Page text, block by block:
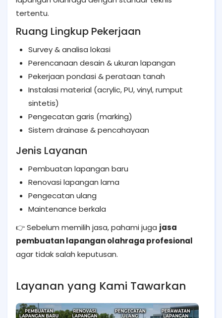
tertentu.
Ruang Lingkup Pekerjaan
Survey & analisa lokasi
Perencanaan desain & ukuran lapangan
Pekerjaan pondasi & perataan tanah
Instalasi material (acrylic, PU, vinyl, rumput
sintetis)
Pengecatan garis (marking)
Sistem drainase & pencahayaan
Jenis Layanan
Pembuatan lapangan baru
Renovasi lapangan lama
Pengecatan ulang
Maintenance berkala
👉 Sebelum memilih jasa, pahami juga jasa
pembuatan lapangan olahraga profesional
agar tidak salah keputusan.
Layanan yang Kami Tawarkan